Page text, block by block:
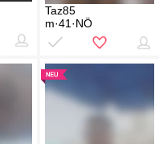
Taz85
m·41·NÖ